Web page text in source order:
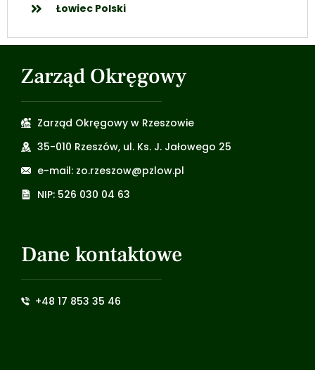
Łowiec Polski
Zarząd Okręgowy
Zarząd Okręgowy w Rzeszowie
35-010 Rzeszów, ul. Ks. J. Jałowego 25
e-mail: zo.rzeszow@pzlow.pl
NIP: 526 030 04 63
Dane kontaktowe
+48 17 853 35 46